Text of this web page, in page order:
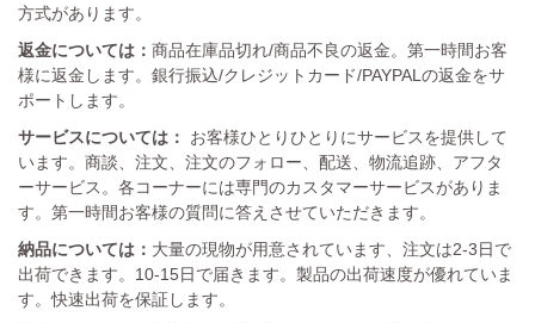
方式があります。
返金については： 商品在庫品切れ/商品不良の返金。第一時間お客
様に返金します。銀行振込/クレジットカード/PAYPALの返金をサ
ポートします。
サービスについては：
お客様ひとりひとりにサービスを提供して
います。商談、注文、注文のフォロー、配送、物流追跡、アフタ
ーサービス。各コーナーには専門のカスタマーサービスがありま
す。第一時間お客様の質問に答えさせていただきます。
納品については： 大量の現物が用意されています、注文は2-3日で
出荷できます。10-15日で届きます。製品の出荷速度が優れていま
す。快速出荷を保証します。